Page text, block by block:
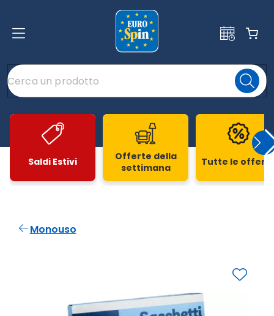
Saldi Estivi
Offerte della
settimana
Tutte le
Monouso